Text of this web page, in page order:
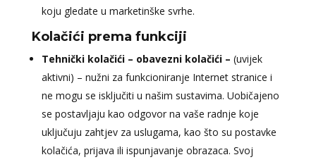
koju gledate u marketinške svrhe.
Kolačići prema funkciji
Tehnički kolačići – obavezni kolačići – (uvijek
aktivni) – nužni za funkcioniranje Internet stranice i
ne mogu se isključiti u našim sustavima. Uobičajeno
se postavljaju kao odgovor na vaše radnje koje
uključuju zahtjev za uslugama, kao što su postavke
kolačića, prijava ili ispunjavanje obrazaca. Svoj